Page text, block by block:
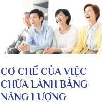
CƠ CHẾ CỦA VIỆC
CHỮA LÀNH BẰNG
NĂNG LƯỢNG